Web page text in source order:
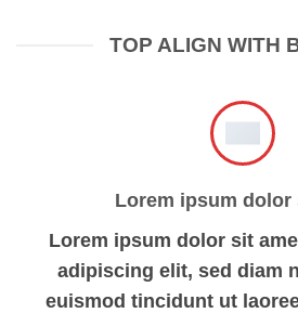
TOP ALIGN WITH
Lorem ipsum dolor
Lorem ipsum dolor sit
adipiscing elit, sed diam
euismod tincidunt ut